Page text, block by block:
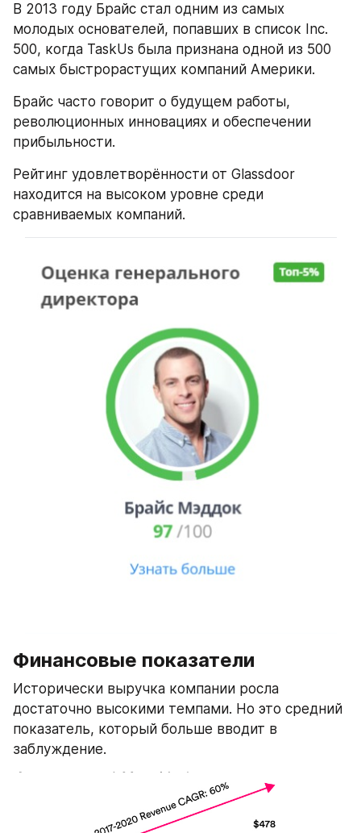
В 2013 году Брайс стал одним из самых
молодых основателей, попавших в список Inc.
500, когда TaskUs была признана одной из 500
самых быстрорастущих компаний Америки.
Брайс часто говорит о будущем работы,
революционных инновациях и обеспечении
прибыльности.
Рейтинг удовлетворённости от Glassdoor
находится на высоком уровне среди
сравниваемых компаний.
Финансовые показатели
Исторически выручка компании росла
достаточно высокими темпами. Но это средний
показатель, который больше вводит в
заблуждение.